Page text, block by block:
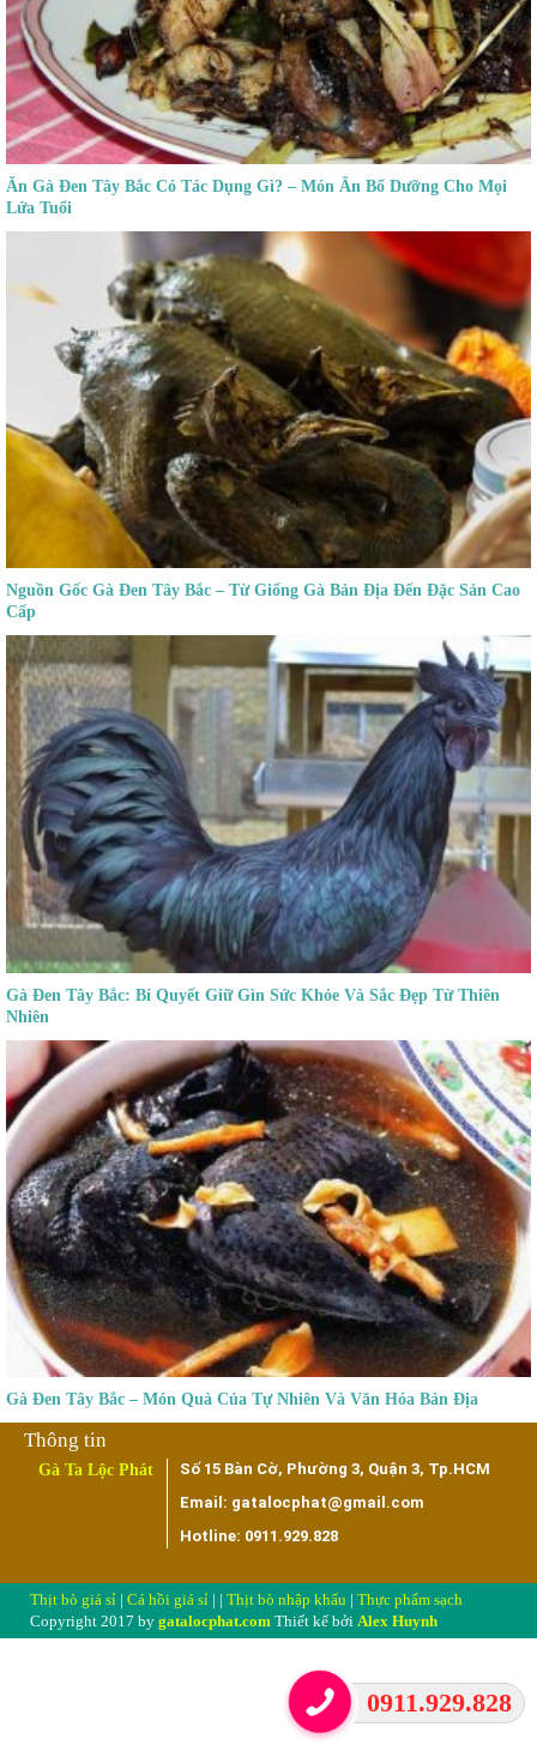
Sản phẩm cùng danh mục
Ăn Gà Đen Tây Bắc Có Tác Dụng Gì? – Món Ăn Bổ Dưỡng Cho Mọi
Lứa Tuổi
Nguồn Gốc Gà Đen Tây Bắc – Từ Giống Gà Bản Địa Đến Đặc Sản Cao
Cấp
Gà Đen Tây Bắc: Bí Quyết Giữ Gìn Sức Khỏe Và Sắc Đẹp Từ Thiên
Nhiên
Gà Đen Tây Bắc – Món Quà Của Tự Nhiên Và Văn Hóa Bản Địa
Gà Ta Lộc Phát
Số 15 Bàn Cờ, Phường 3, Quận 3, Tp.HCM
Email: gatalocphat@gmail.com
Hotline: 0911.929.828
Thịt bò giá sỉ | Cá hồi giá sỉ | | Thịt bò nhập khẩu | Thực phẩm sạch
Copyright 2017 by gatalocphat.com Thiết kế bởi Alex Huynh
0911.929.828
|